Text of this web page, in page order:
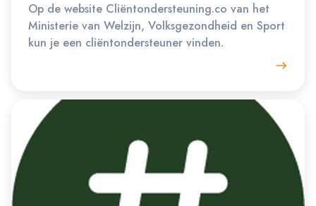
Op de website Cliëntondersteuning.co van het
Ministerie van Welzijn, Volksgezondheid en Sport
kun je een cliëntondersteuner vinden.